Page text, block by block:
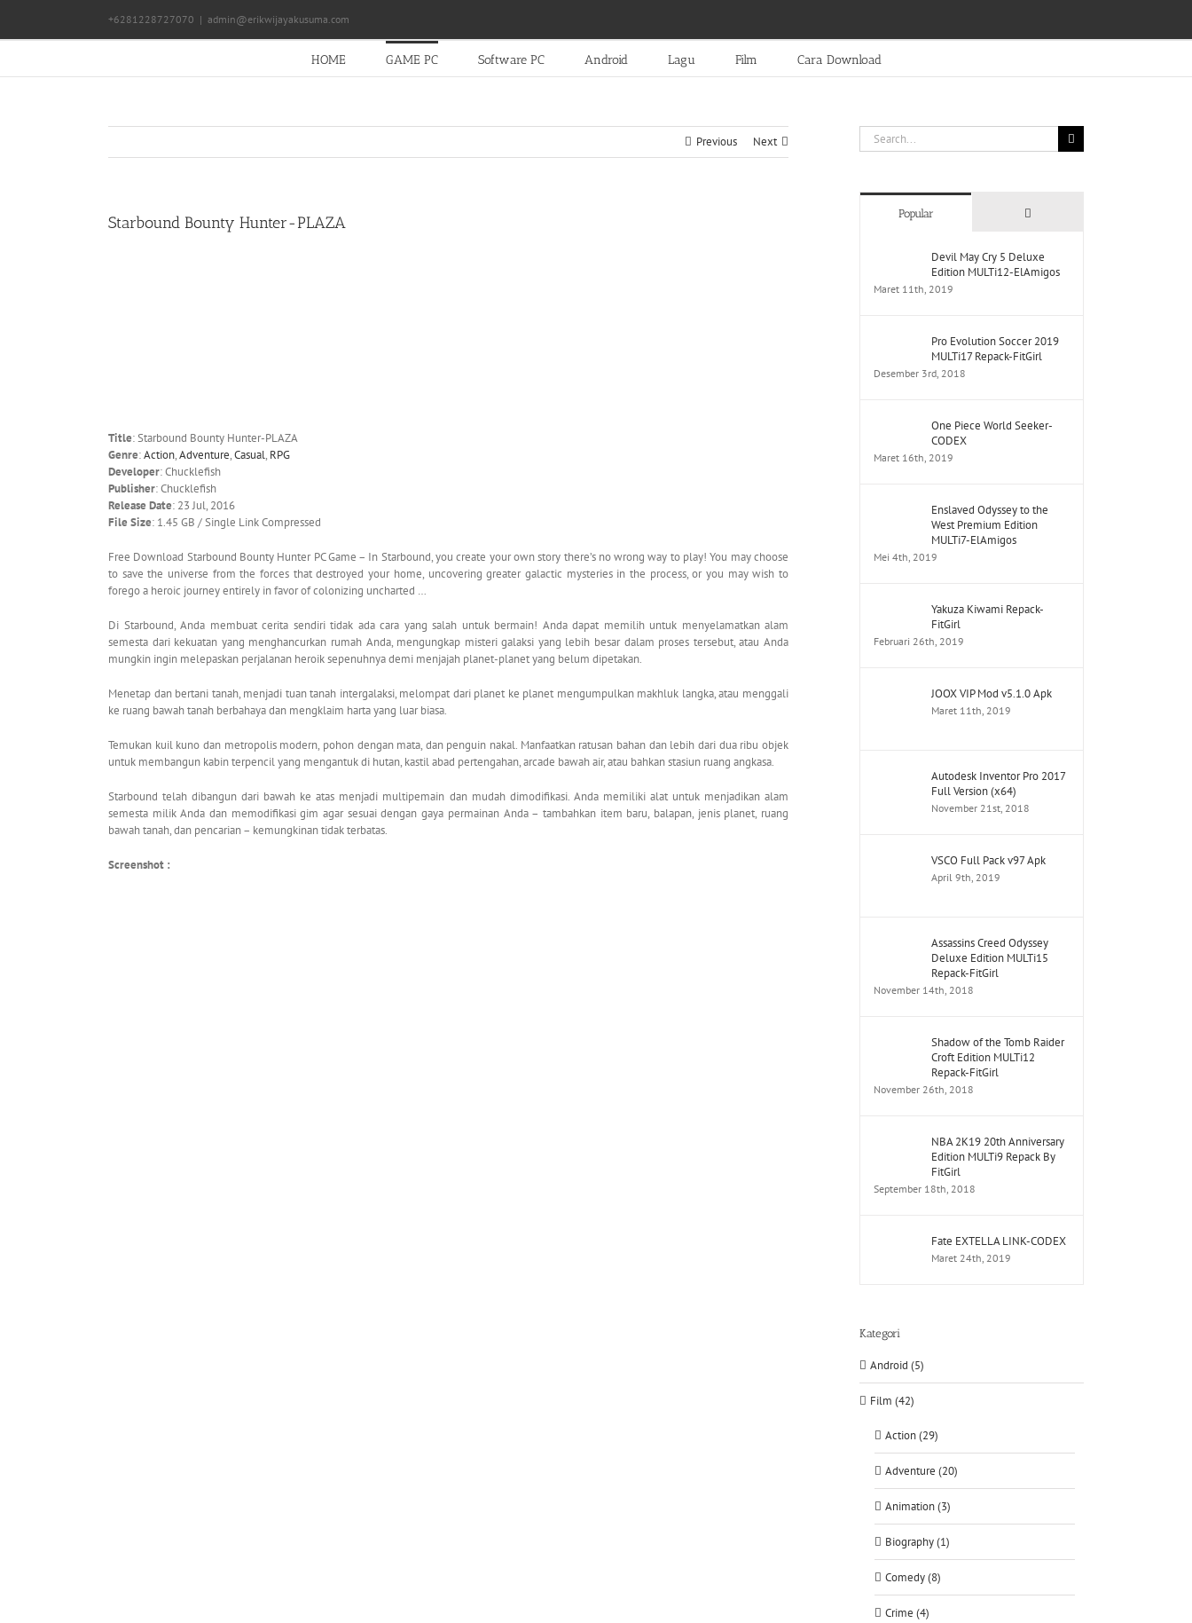
content
+6281228727070 | admin@erikwijayakusuma.com
HOME GAME PC Software PC Android Lagu Film Cara Download
Previous Next
Starbound Bounty Hunter-PLAZA
Title: Starbound Bounty Hunter-PLAZA
Genre:Action,Adventure,Casual, RPG
Developer: Chucklefish
Publisher: Chucklefish
Release Date: 23 Jul, 2016
File Size: 1.45 GB / Single Link Compressed
Free Download Starbound Bounty Hunter PC Game – In Starbound, you create your own story there’s no wrong way to play! You may choose
to save the universe from the forces that destroyed your home, uncovering greater galactic mysteries in the process, or you may wish to
forego a heroic journey entirely in favor of colonizing uncharted …
Di Starbound, Anda membuat cerita sendiri tidak ada cara yang salah untuk bermain! Anda dapat memilih untuk menyelamatkan alam
semesta dari kekuatan yang menghancurkan rumah Anda, mengungkap misteri galaksi yang lebih besar dalam proses tersebut, atau Anda
mungkin ingin melepaskan perjalanan heroik sepenuhnya demi menjajah planet-planet yang belum dipetakan.
Menetap dan bertani tanah, menjadi tuan tanah intergalaksi, melompat dari planet ke planet mengumpulkan makhluk langka, atau menggali
ke ruang bawah tanah berbahaya dan mengklaim harta yang luar biasa.
Temukan kuil kuno dan metropolis modern, pohon dengan mata, dan penguin nakal. Manfaatkan ratusan bahan dan lebih dari dua ribu objek
untuk membangun kabin terpencil yang mengantuk di hutan, kastil abad pertengahan, arcade bawah air, atau bahkan stasiun ruang angkasa.
Starbound telah dibangun dari bawah ke atas menjadi multipemain dan mudah dimodifikasi. Anda memiliki alat untuk menjadikan alam
semesta milik Anda dan memodifikasi gim agar sesuai dengan gaya permainan Anda – tambahkan item baru, balapan, jenis planet, ruang
bawah tanah, dan pencarian – kemungkinan tidak terbatas.
Screenshot :
Search
for:
Popular Comments
Devil May Cry 5 Deluxe
Edition MULTi12-ElAmigos
Maret 11th, 2019
Pro Evolution Soccer 2019
MULTi17 Repack-FitGirl
Desember 3rd, 2018
One Piece World Seeker-
CODEX
Maret 16th, 2019
Enslaved Odyssey to the
West Premium Edition
MULTi7-ElAmigos
Mei 4th, 2019
Yakuza Kiwami Repack-
FitGirl
Februari 26th, 2019
JOOX VIP Mod v5.1.0 Apk
Maret 11th, 2019
Autodesk Inventor Pro 2017
Full Version (x64)
November 21st, 2018
VSCO Full Pack v97 Apk
April 9th, 2019
Assassins Creed Odyssey
Deluxe Edition MULTi15
Repack-FitGirl
November 14th, 2018
Shadow of the Tomb Raider
Croft Edition MULTi12
Repack-FitGirl
November 26th, 2018
NBA 2K19 20th Anniversary
Edition MULTi9 Repack By
FitGirl
September 18th, 2018
Fate EXTELLA LINK-CODEX
Maret 24th, 2019
Kategori
Android (5)
Film (42)
Action (29)
Adventure (20)
Animation (3)
Biography (1)
Comedy (8)
Crime (4)